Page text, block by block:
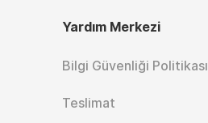
Yardım Merkezi
Bilgi Güvenliği Politikası
Teslimat